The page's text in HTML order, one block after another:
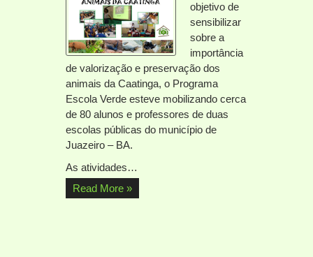
objetivo de
sensibilizar
sobre a
importância
de valorização e preservação dos
animais da Caatinga, o Programa
Escola Verde esteve mobilizando cerca
de 80 alunos e professores de duas
escolas públicas do município de
Juazeiro – BA.
As atividades…
Read More »